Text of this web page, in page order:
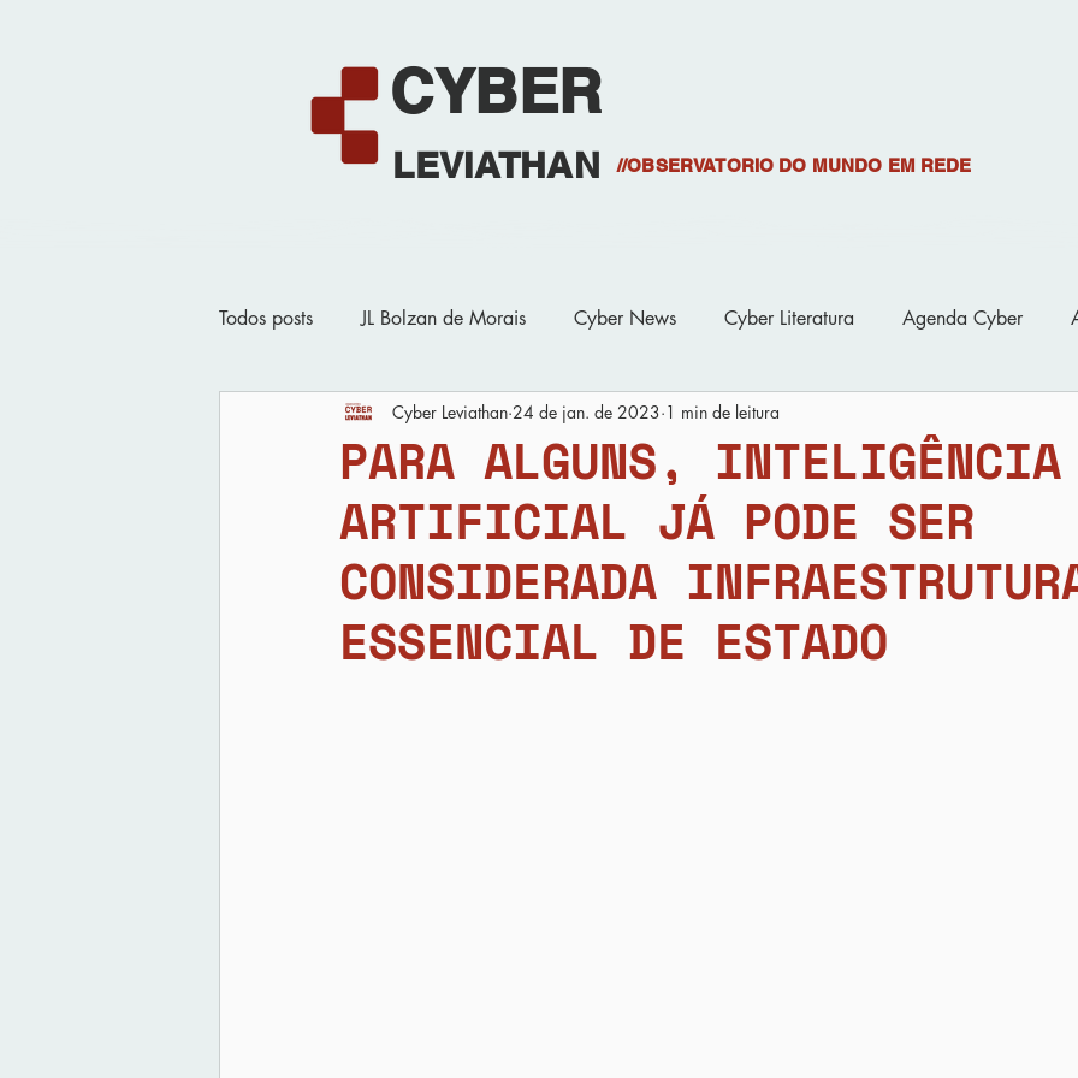
LEVIATHAN
CYBER
//OBSERVATORIO DO MUNDO EM REDE
Todos posts JL Bolzan de Morais Cyber News Cyber Literatura Agenda Cyber
Quartas do Cyber Eventos e Minicursos Biblioteca
PARA ALGUNS, INTELIGÊNCIA
ARTIFICIAL JÁ PODE SER
CONSIDERADA
ESSENCIAL DE ESTADO
Cyber Leviathan 24 de jan. de 2023 1 min de leitura